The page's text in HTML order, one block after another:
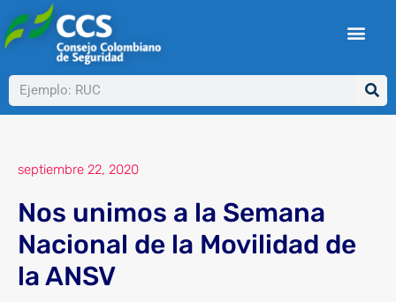
al
contenido
Buscar
septiembre 22, 2020
Nos unimos a la Semana
Nacional de la Movilidad de
la ANSV